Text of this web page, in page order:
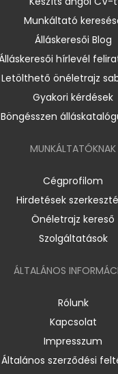
Munkáltató
Álláskeresői Blog
hírlevél
Letölthető önéletrajz
Gyakori kérdések
Böngésszen
MUNKÁLTATÓKNAK
Cégprofilom
Hirdetések
Önéletrajz kereső
Szolgáltatások
ÁLTALÁNOS
Rólunk
Kapcsolat
Impresszum
Általános szerződési